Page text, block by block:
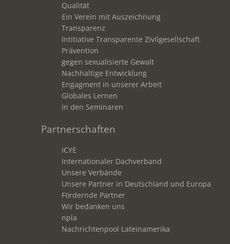
Qualität
Ein Verein mit Auszeichnung
Transparenz
Intitiative Transparente Zivilgesellschaft
Prävention
gegen sexualisierte Gewalt
Nachhaltige Entwicklung
Engagment in unserer Arbeit
Globales Lernen
In den Seminaren
Partnerschaften
ICYE
Internationaler Dachverband
Unsere Verbände
Unsere Partner in Deutschland und Europa
Fördernde Partner
Wir bedanken uns
npla
Nachrichtenpool Lateinamerika